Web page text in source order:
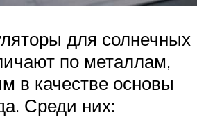
для солнечных
по металлам,
в качестве основы
Среди них: